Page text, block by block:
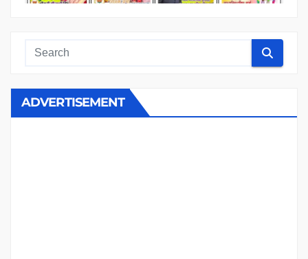
ADVERTISEMENT